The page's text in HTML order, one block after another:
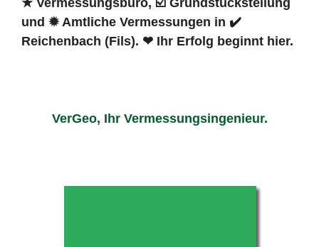
★ Vermessungsbüro, ☑️ Grundstücksteilung
und ✹ Amtliche Vermessungen in ✔️
Reichenbach (Fils). ❤ Ihr Erfolg beginnt hier.
VerGeo, Ihr Vermessungsingenieur.